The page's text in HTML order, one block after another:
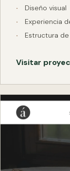
Diseño visual
Experiencia
Estructura
Visitar